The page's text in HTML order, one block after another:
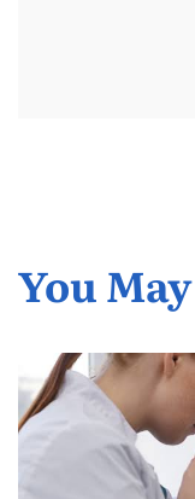
You